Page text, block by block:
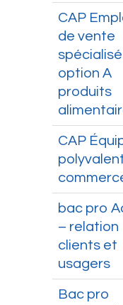
CAP
de vente
spécialisé
option A
produits
CAP
bac pro
– relation
clients et
usagers
Bac pro